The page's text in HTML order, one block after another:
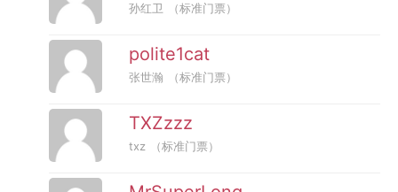
孙红卫 （标准门票）
polite1cat
张世瀚 （标准门票）
TXZzzz
txz （标准门票）